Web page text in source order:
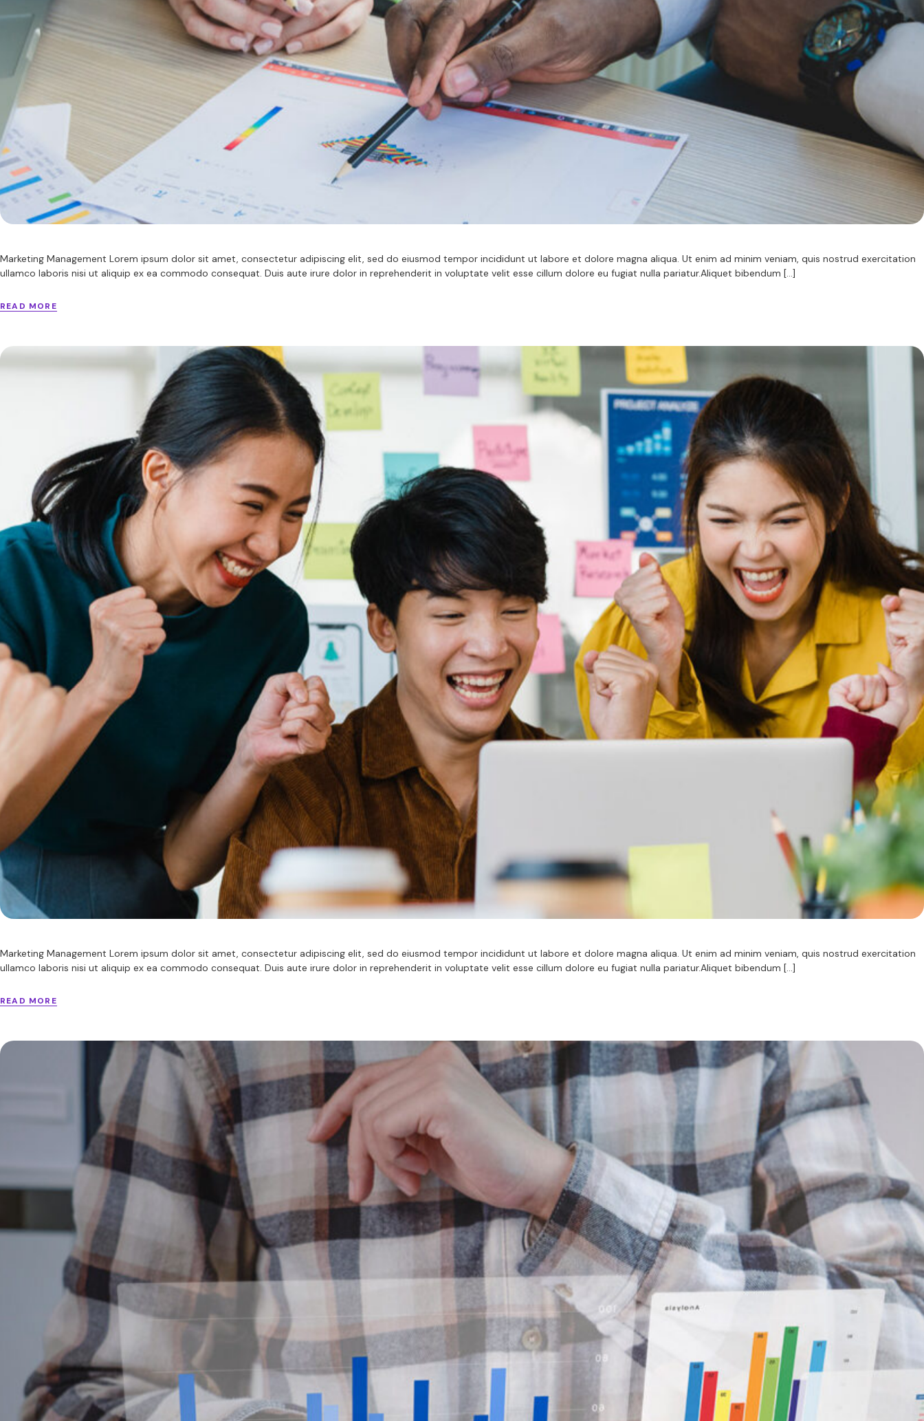
Marketing Management Lorem ipsum dolor sit amet, consectetur adipiscing elit, sed do eiusmod tempor incididunt ut labore et dolore magna aliqua. Ut enim ad minim veniam, quis nostrud exercitation
ullamco laboris nisi ut aliquip ex ea commodo consequat. Duis aute irure dolor in reprehenderit in voluptate velit esse cillum dolore eu fugiat nulla pariatur.Aliquet bibendum […]
READ MORE
Marketing Management Lorem ipsum dolor sit amet, consectetur adipiscing elit, sed do eiusmod tempor incididunt ut labore et dolore magna aliqua. Ut enim ad minim veniam, quis nostrud exercitation
ullamco laboris nisi ut aliquip ex ea commodo consequat. Duis aute irure dolor in reprehenderit in voluptate velit esse cillum dolore eu fugiat nulla pariatur.Aliquet bibendum […]
READ MORE